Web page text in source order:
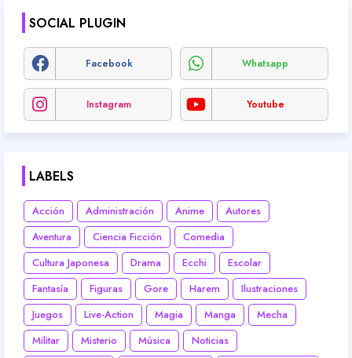
SOCIAL PLUGIN
Facebook Whatsapp
Instagram Youtube
LABELS
Acción Administración Anime
Autores
Aventura
Ciencia Ficción
Comedia
Cultura Japonesa
Drama Ecchi
Escolar
Fantasía
Figuras Gore Harem
Ilustraciones
Juegos
Live-Action Magia Manga
Mecha
Militar
Misterio Música
Noticias